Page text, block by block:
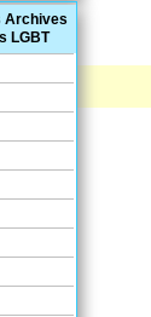
Archives
LGBT